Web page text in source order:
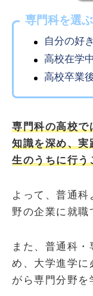
専門科を選
自分の好
高校在学
高校卒業
専門科の高校で
知識を深め、実
生のうちに行う
よって、普通
野の企業に就職
また、普通科
め、大学進学に
がら専門分野を